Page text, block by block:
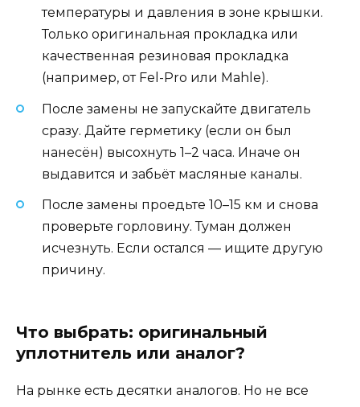
температуры и давления в зоне крышки.
Только оригинальная прокладка или
качественная резиновая прокладка
(например, от Fel-Pro или Mahle).
После замены не запускайте двигатель
сразу. Дайте герметику (если он был
нанесён) высохнуть 1–2 часа. Иначе он
выдавится и забьёт масляные каналы.
После замены проедьте 10–15 км и снова
проверьте горловину. Туман должен
исчезнуть. Если остался — ищите другую
причину.
Что выбрать: оригинальный
уплотнитель или аналог?
На рынке есть десятки аналогов. Но не все